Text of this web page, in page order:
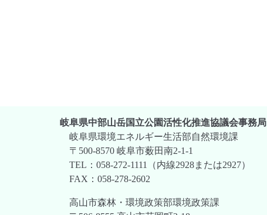
岐阜県中部山岳国立公園活性化推進協議会事務局
岐阜県環境エネルギー生活部自然環境課
〒500-8570 岐阜市薮田南2-1-1
TEL：058-272-1111（内線2928または2927）
FAX：058-278-2602
高山市森林・環境政策部環境政策課